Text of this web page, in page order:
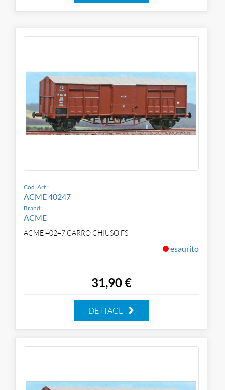
Cod. Art.:
ACME 40247
Brand:
ACME
ACME 40247 CARRO CHIUSO FS
esaurito
31,90 €
DETTAGLI